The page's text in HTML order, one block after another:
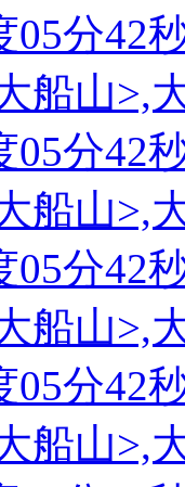
05分42
船山>,
05分42
船山>,
05分42
船山>,
05分42
船山>,